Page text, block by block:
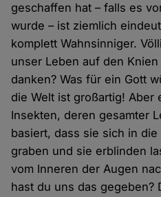
geschaffen hat – falls es
wurde – ist ziemlich
komplett Wahnsinniger.
unser Leben auf den
danken? Was für ein Gott
die Welt ist großartig! Aber
Insekten, deren gesamter
basiert, dass sie sich in
graben und sie erblinden
vom Inneren der Augen
hast du uns das gegeben?